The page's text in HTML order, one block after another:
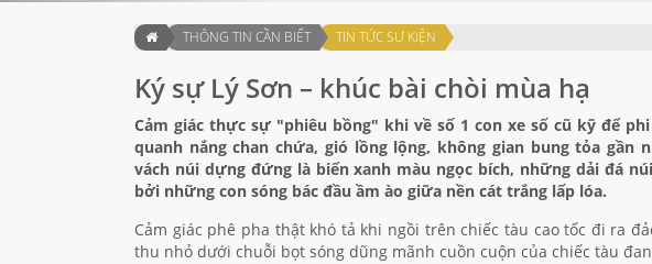
THÔNG TIN CẦN BIẾT TIN TỨC SỰ KIỆN
Ký sự Lý Sơn – khúc bài chòi mùa hạ
Cảm giác thực sự "phiêu bồng" khi về số 1 con xe số cũ kỹ để
quanh nắng chan chứa, gió lồng lộng, không gian bung tỏa
vách núi dựng đứng là biển xanh màu ngọc bích, những dải đá
bởi những con sóng bác đầu ầm ào giữa nền cát trắng lấp lóa.
Cảm giác phê pha thật khó tả khi ngồi trên chiếc tàu cao tốc đi ra
thu nhỏ dưới chuỗi bọt sóng dũng mãnh cuồn cuộn của chiếc tàu